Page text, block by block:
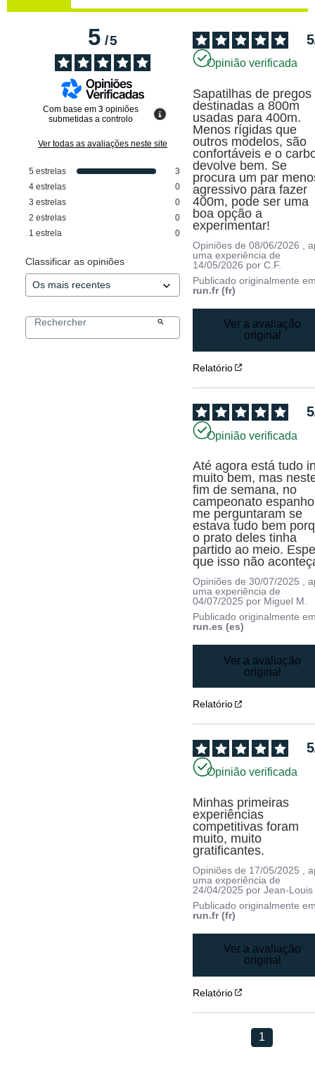
5/5
Com base em 3 opiniões
submetidas a controlo
Ver todas as avaliações neste site
5 estrelas
3
4 estrelas
0
3 estrelas
0
2 estrelas
0
1 estrela 0
Classificar as opiniões
5
Opinião verificada
Sapatilhas de pregos
destinadas a 800m
usadas para 400m.
Menos rígidas que
outros modelos, são
confortáveis e o
devolve bem. Se
procura um par
agressivo para fazer
400m, pode ser uma
boa opção a
experimentar!
Opiniões de08/06/2026
,
uma experiência de
14/05/2026 porC.F.
Publicado originalmente
run.fr (fr)
Ver a avaliação
original
Relatório
5
Opinião verificada
Até agora está tudo
muito bem, mas
fim de semana, no
campeonato
me perguntaram se
estava tudo bem
o prato deles tinha
partido ao meio.
que isso não
Opiniões de30/07/2025
,
uma experiência de
04/07/2025 por Miguel M.
Publicado originalmente
run.es (es)
Ver a avaliação
original
Relatório
5
Opinião verificada
Minhas primeiras
experiências
competitivas foram
muito, muito
gratificantes.
Opiniões de 17/05/2025
,
uma experiência de
24/04/2025 porJean-Louis
Publicado originalmente
run.fr (fr)
Ver a avaliação
original
Relatório
1